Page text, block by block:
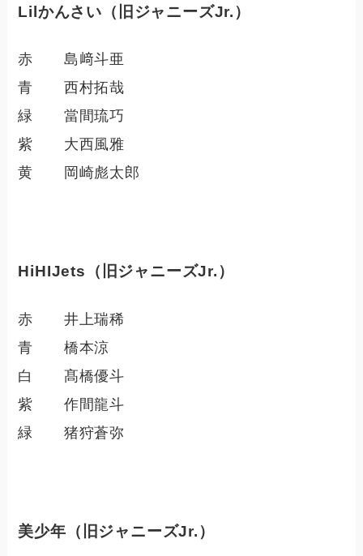
Lilかんさい（旧ジャニーズJr.）
赤 島﨑斗亜
青 西村拓哉
緑 當間琉巧
紫 大西風雅
黄 岡崎彪太郎
HiHIJets（旧ジャニーズJr.）
赤 井上瑞稀
青 橋本涼
白 髙橋優斗
紫 作間龍斗
緑 猪狩蒼弥
美少年（旧ジャニーズJr.）